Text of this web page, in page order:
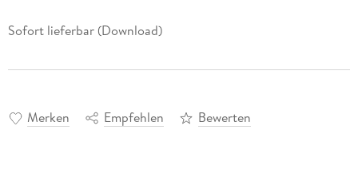
Sofort lieferbar (Download)
Merken Empfehlen Bewerten